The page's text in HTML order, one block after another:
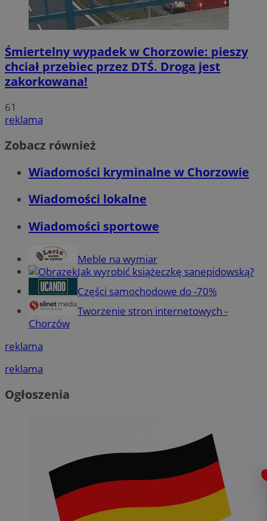
Śmiertelny wypadek w Chorzowie: pieszy
chciał przebiec przez DTŚ. Droga jest
zakorkowana!
61
reklama
Zobacz również
Wiadomości kryminalne w Chorzowie
Wiadomości lokalne
Wiadomości sportowe
Meble na wymiar
Jak wyrobić książeczkę sanepidowską?
Części samochodowe do -70%
Tworzenie stron internetowych -
Chorzów
reklama
reklama
Ogłoszenia